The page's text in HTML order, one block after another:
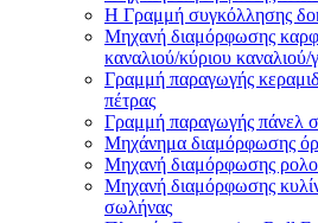
H Γραμμή συγκόλλησης
Μηχανή διαμόρφωσης
καναλιού/κύριου καναλιού/
Γραμμή παραγωγής
πέτρας
Γραμμή παραγωγής πάνελ
Μηχάνημα διαμόρφωσης
Μηχανή διαμόρφωσης
Μηχανή διαμόρφωσης
σωλήνας